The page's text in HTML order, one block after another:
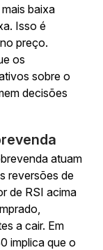
baixa
Isso é
preço.
os
sobre o
decisões
atuam
reversões de
de RSI acima
a cair. Em
implica que o